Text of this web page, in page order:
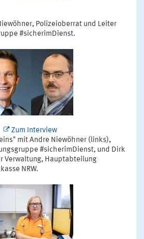
Polizeioberrat und Leiter
#sicherimDienst.
Zum Interview
mit Andre Niewöhner (links),
#sicherimDienst, und Dirk
Verwaltung, Hauptabteilung
NRW.